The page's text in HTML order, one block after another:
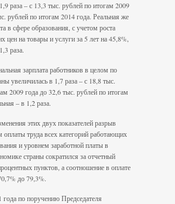
раза – с 13,3 тыс. рублей по итогам 2009
рублей по итогам 2014 года. Реальная же
в сфере образования, с учетом роста
цен на товары и услуги за 5 лет на 45,8%,
раза.
зарплата работников в целом по
увеличилась в 1,7 раза – с 18,8 тыс.
2009 года до 32,6 тыс. рублей по итогам
– в 1,2 раза.
этих двух показателей разрыв
труда всех категорий работающих
и уровнем заработной платы в
страны сократился за отчетный
пунктов, а соотношение в оплате
до 79,3%.
года по поручению Председателя